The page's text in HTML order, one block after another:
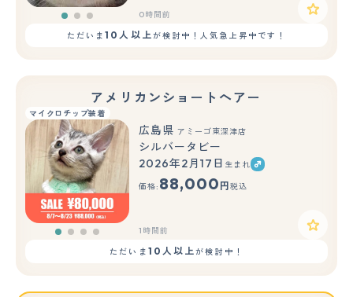
0時間前
ただいま10人以上が検討中！人気急上昇中です！
アメリカンショートヘアー
マイクロチップ装着
広島県 アミーゴ東深津店
シルバータビー
2026年2月17日 生まれ
価格: 88,000 円 税込
1時間前
ただいま 10人以上が検討中！